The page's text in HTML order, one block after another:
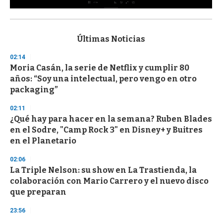
s
d
s
o
f
3
s
c
o
n
Últimas Noticias
02:14
Moria Casán, la serie de Netflix y cumplir 80
años: “Soy una intelectual, pero vengo en otro
packaging”
02:11
¿Qué hay para hacer en la semana? Ruben Blades
en el Sodre, "Camp Rock 3" en Disney+ y Buitres
en el Planetario
02:06
La Triple Nelson: su show en La Trastienda, la
colaboración con Mario Carrero y el nuevo disco
que preparan
23:56